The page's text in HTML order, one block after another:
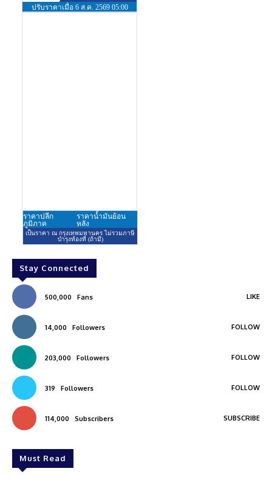
Stay Connected
500,000 Fans LIKE
14,000 Followers FOLLOW
203,000 Followers FOLLOW
319 Followers FOLLOW
114,000 Subscribers SUBSCRIBE
Must Read